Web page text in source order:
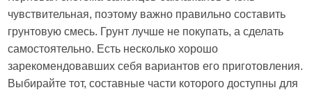
чувствительная, поэтому важно правильно составить
грунтовую смесь. Грунт лучше не покупать, а сделать
самостоятельно. Есть несколько хорошо
зарекомендовавших себя вариантов его приготовления.
Выбирайте тот, составные части которого доступны для